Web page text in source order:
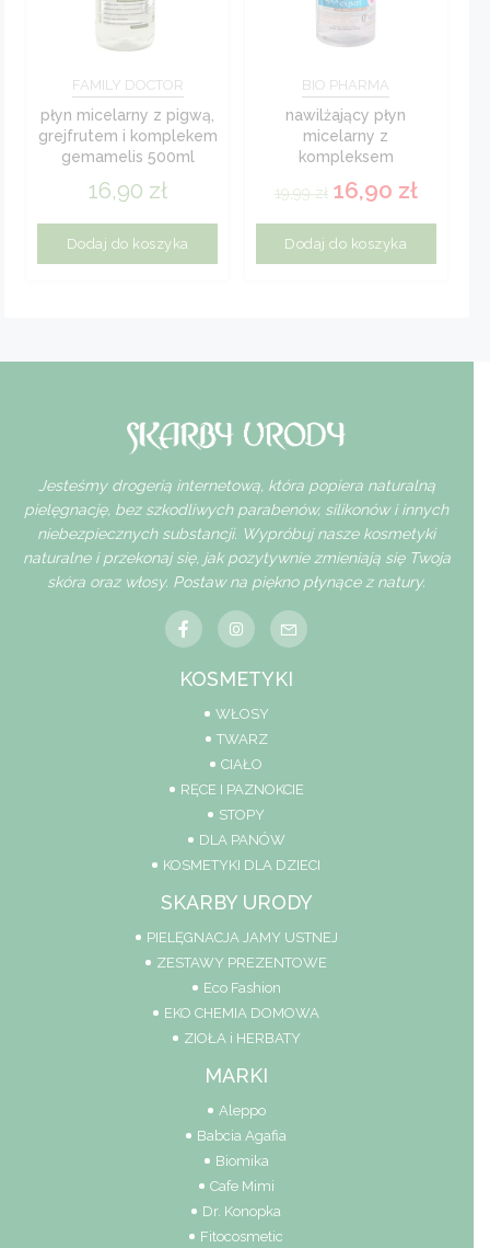
FAMILY DOCTOR
płyn micelarny z pigwą,
grejfrutem i komplekem
gemamelis 500ml
16,90 zł
Dodaj do koszyka
BIO PHARMA
nawilżający płyn
micelarny z
kompleksem
hydrovance i olejkiem
różanym aqua expert
19,99zł 16,90 zł
Dodaj do koszyka
Jesteśmy drogerią internetową, która popiera naturalną
pielęgnację, bez szkodliwych parabenów, silikonów i innych
niebezpiecznych substancji. Wypróbuj nasze kosmetyki
naturalne i przekonaj się, jak pozytywnie zmieniają się Twoja
skóra oraz włosy. Postaw na piękno płynące z natury.
KOSMETYKI
WŁOSY
TWARZ
CIAŁO
RĘCE I PAZNOKCIE
STOPY
DLA PANÓW
KOSMETYKI DLA DZIECI
SKARBY URODY
PIELĘGNACJA JAMY USTNEJ
ZESTAWY PREZENTOWE
Eco Fashion
EKO CHEMIA DOMOWA
ZIOŁA i HERBATY
MARKI
Aleppo
Babcia Agafia
Biomika
Cafe Mimi
Dr. Konopka
Fitocosmetic